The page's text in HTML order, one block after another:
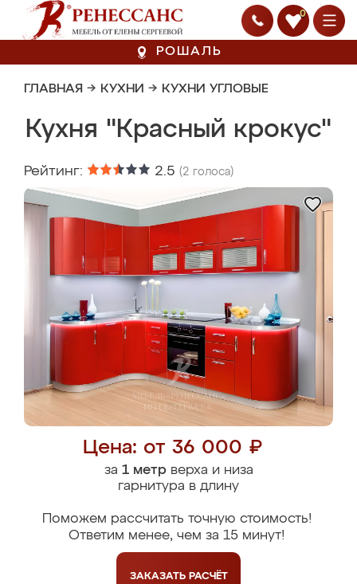
0
РОШАЛЬ
ГЛАВНАЯ → КУХНИ → КУХНИ УГЛОВЫЕ
Кухня "Красный крокус"
Рейтинг: 2.5 (2 голоса)
Цена: от 36 000 ₽
за 1 метрверха и низа
гарнитура в длину
Поможем рассчитать точную стоимость!
Ответим менее, чем за 15 минут!
ЗАКАЗАТЬ РАСЧЁТ